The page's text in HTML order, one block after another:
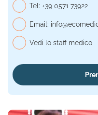
Tel: Telefono
+39 0571 73922
Email:
Vedi lo staff medico